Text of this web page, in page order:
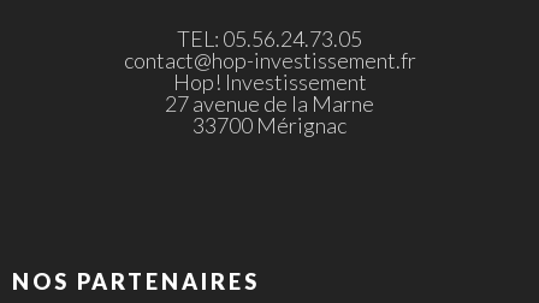
TEL: 05.56.24.73.05
contact@hop-investissement.fr
Hop! Investissement
27 avenue de la Marne
33700 Mérignac
NOS PARTENAIRES